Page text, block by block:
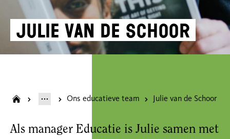
Julie van de Schoor
Ons educatieve team Julie van de Schoor
Als manager Educatie is Julie samen met